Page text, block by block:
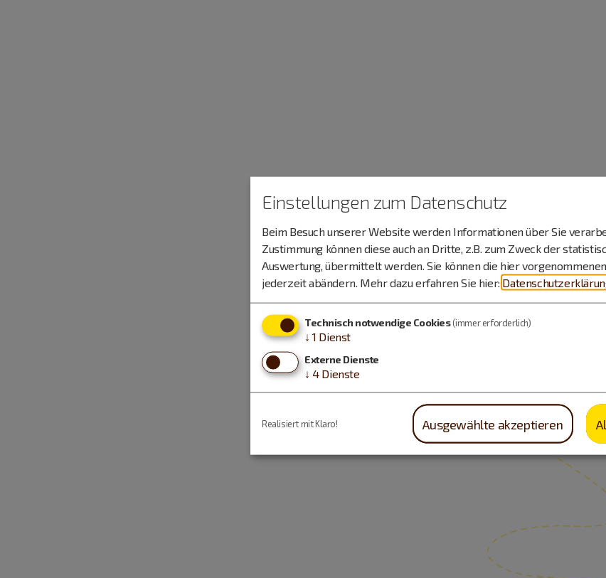
Einstellungen zum Datenschutz
Beim Besuch unserer Website werden Informationen über Sie
Zustimmung können diese auch an Dritte, z.B. zum Zweck der
Auswertung, übermittelt werden. Sie können die hier
jederzeit abändern. Mehr dazu erfahren Sie hier:
Technisch notwendige Cookies(immer erforderlich)
↓ 1 Dienst
Externe Dienste
↓ 4 Dienste
Ausgewählte akzeptieren
Realisiert mit Klaro!